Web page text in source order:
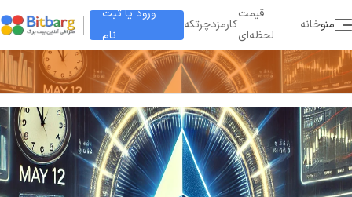
ورود یا ثبت
نام
چرتکهکارمزد
قیمت
لحظه‌ای
خانهمنو